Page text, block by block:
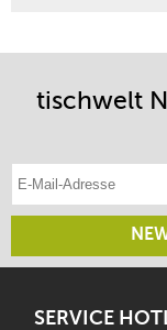
tischwelt
SERVICE